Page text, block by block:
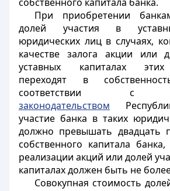
При приобретении
долей участия в
юридических лиц в случаях,
качестве залога акции или
уставных капиталах этих
переходят в
соответствии с
законодательством
участие банка в таких
должно превышать двадцать
собственного капитала
реализации акций или долей
капиталах должен быть не
Совокупная стоимость